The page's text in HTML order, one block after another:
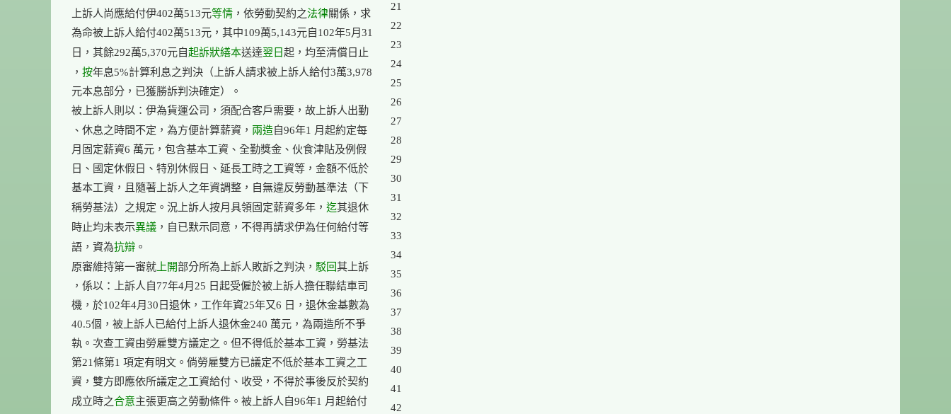
上訴人尚應給付伊402萬513元等情，依勞動契約之法律關係，求
為命被上訴人給付402萬513元，其中109萬5,143元自102年5月31
日，其餘292萬5,370元自 起訴狀繕本送達翌日 起，均至清償日止
， 按年息5%計算利息之判決（上訴人請求被上訴人給付3萬3,978
元本息部分，已獲勝訴判決確定）。
被上訴人則以：伊為貨運公司，須配合客戶需要，故上訴人出勤
、休息之時間不定，為方便計算薪資， 兩造自96年1 月起約定每
月固定薪資6 萬元，包含基本工資、全勤獎金、伙食津貼及例假
日、國定休假日、特別休假日、延長工時之工資等，金額不低於
基本工資，且隨著上訴人之年資調整，自無違反勞動基準法（下
稱勞基法）之規定。況上訴人按月具領固定薪資多年， 迄其退休
時止均未表示異議，自已默示同意，不得再請求伊為任何給付等
語，資為抗辯。
原審維持第一審就上開部分所為上訴人敗訴之判決， 駁回其上訴
，係以：上訴人自77年4月25 日起受僱於被上訴人擔任聯結車司
機，於102年4月30日退休，工作年資25年又6 日，退休金基數為
40.5個，被上訴人已給付上訴人退休金240 萬元，為兩造所不爭
執。次查工資由勞雇雙方議定之。但不得低於基本工資，勞基法
第21條第1 項定有明文。倘勞雇雙方已議定不低於基本工資之工
資，雙方即應依所議定之工資給付、收受，不得於事後反於契約
成立時之合意主張更高之勞動條件。被上訴人自96年1 月起給付
21
22
23
24
25
26
27
28
29
30
31
32
33
34
35
36
37
38
39
40
41
42